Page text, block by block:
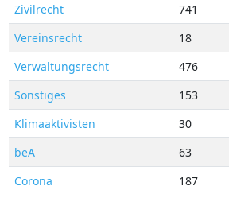
Zivilrecht
741
Vereinsrecht
18
Verwaltungsrecht
476
Sonstiges
153
Klimaaktivisten
30
beA
63
Corona
187